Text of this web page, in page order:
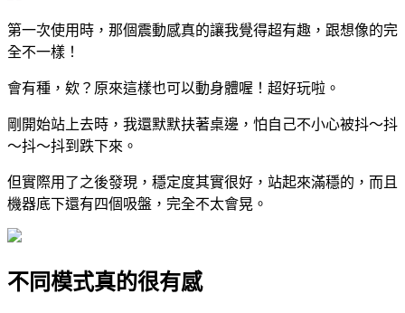
第一次使用時，那個震動感真的讓我覺得超有趣，跟想像的完
全不一樣！
會有種，欸？原來這樣也可以動身體喔！超好玩啦。
剛開始站上去時，我還默默扶著桌邊，怕自己不小心被抖～抖
～抖～抖到跌下來。
但實際用了之後發現，穩定度其實很好，站起來滿穩的，而且
機器底下還有四個吸盤，完全不太會晃。
不同模式真的很有感